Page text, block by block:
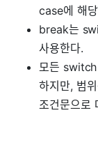
case에 해
break는
사용한다.
모든 switch
하지만, 범
조건문으로